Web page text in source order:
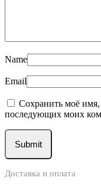
Name
Email
Сохранить моё имя,
последующих моих
Доставка и оплата